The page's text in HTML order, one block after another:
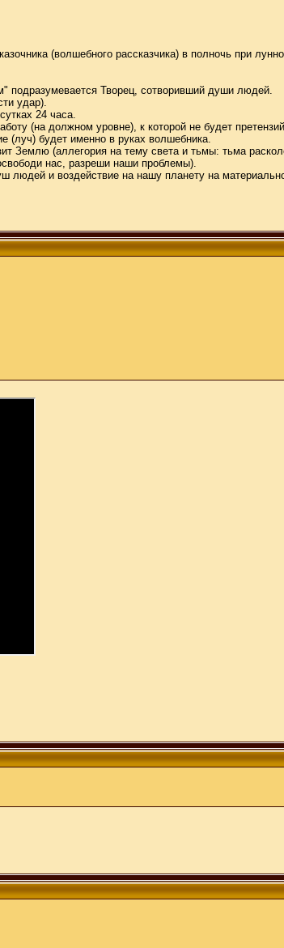
(волшебного рассказчика) в полночь при
подразумевается Творец, сотворивший души людей.
удар).
24 часа.
(на должном уровне), к которой не будет претензий.
(луч) будет именно в руках волшебника.
Землю (аллегория на тему света и тьмы: тьма
нас, разреши наши проблемы).
и воздействие на нашу планету на